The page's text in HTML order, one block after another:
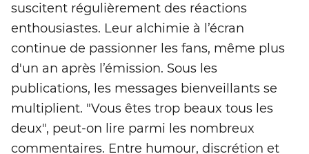
suscitent régulièrement des réactions
enthousiastes. Leur alchimie à l’écran
continue de passionner les fans, même plus
d'un an après l’émission. Sous les
publications, les messages bienveillants se
multiplient. "Vous êtes trop beaux tous les
deux", peut-on lire parmi les nombreux
commentaires. Entre humour, discrétion et